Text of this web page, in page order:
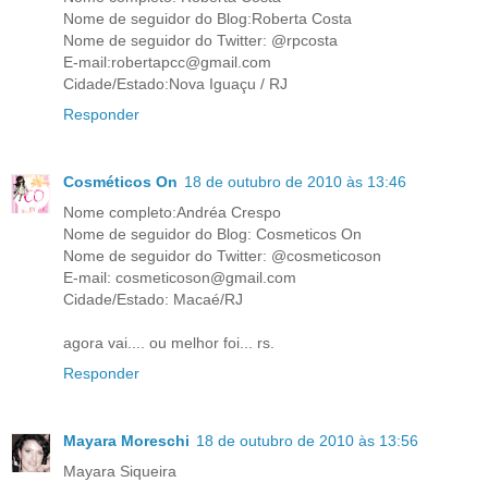
Nome de seguidor do Blog:Roberta Costa
Nome de seguidor do Twitter: @rpcosta
E-mail:robertapcc@gmail.com
Cidade/Estado:Nova Iguaçu / RJ
Responder
Cosméticos On 18 de outubro de 2010 às 13:46
Nome completo:Andréa Crespo
Nome de seguidor do Blog: Cosmeticos On
Nome de seguidor do Twitter: @cosmeticoson
E-mail: cosmeticoson@gmail.com
Cidade/Estado: Macaé/RJ
agora vai.... ou melhor foi... rs.
Responder
Mayara Moreschi 18 de outubro de 2010 às 13:56
Mayara Siqueira